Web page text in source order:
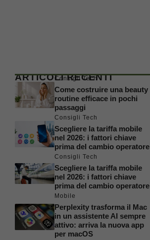
ARTICOLI RECENTI
Consigli Tech
Come costruire una beauty
routine efficace in pochi
passaggi
Consigli Tech
Scegliere la tariffa mobile
nel 2026: i fattori chiave
prima del cambio operatore
Consigli Tech
Scegliere la tariffa mobile
nel 2026: i fattori chiave
prima del cambio operatore
Mobile
Perplexity trasforma il Mac
in un assistente AI sempre
attivo: arriva la nuova app
per macOS